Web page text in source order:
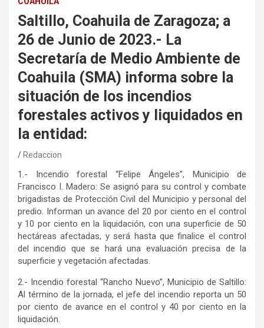
Saltillo, Coahuila de Zaragoza; a
26 de Junio de 2023.- La
Secretaría de Medio Ambiente de
Coahuila (SMA) informa sobre la
situación de los incendios
forestales activos y liquidados en
la entidad:
Redaccion
1.- Incendio forestal “Felipe Ángeles”, Municipio de
Francisco I. Madero: Se asignó para su control y combate
brigadistas de Protección Civil del Municipio y personal del
predio. Informan un avance del 20 por ciento en el control
y 10 por ciento en la liquidación, con una superficie de 50
hectáreas afectadas, y será hasta que finalice el control
del incendio que se hará una evaluación precisa de la
superficie y vegetación afectadas.
2.- Incendio forestal “Rancho Nuevo”, Municipio de Saltillo:
Al término de la jornada, el jefe del incendio reporta un 50
por ciento de avance en el control y 40 por ciento en la
liquidación.